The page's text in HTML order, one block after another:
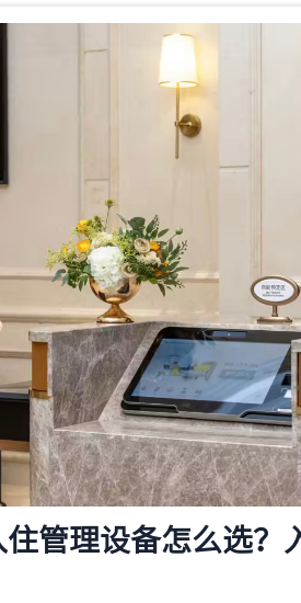
们就来拆解一下这
一体机应该具备哪些